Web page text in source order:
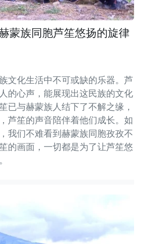
蒙族同胞芦笙悠扬的旋律
文化生活中不可或缺的乐器。芦
的心声，能展现出这民族的文化
已与赫蒙族人结下了不解之缘，
芦笙的声音陪伴着他们成长。如
我们不难看到赫蒙族同胞孜孜不
的画面，一切都是为了让芦笙悠